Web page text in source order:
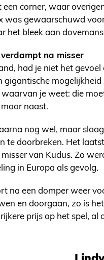
corner, waar
was gewaarschuwd
het bleek aan
na misser
had je niet het
gigantische
waarvan je weet: die
naast.
nog wel, maar
te doorbreken. Het
misser van Kudus. Zo
in Europa als gevolg.
na een domper weer
en doorgaan, zo is
prijs op het spel, al